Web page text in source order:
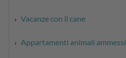
Vacanze con il cane
Appartamenti animali ammessi